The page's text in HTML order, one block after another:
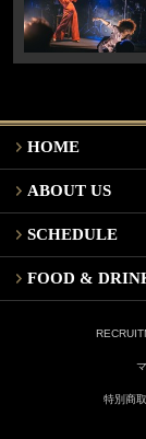
HOME
ABOUT US
SCHEDULE
FOOD &
特別商